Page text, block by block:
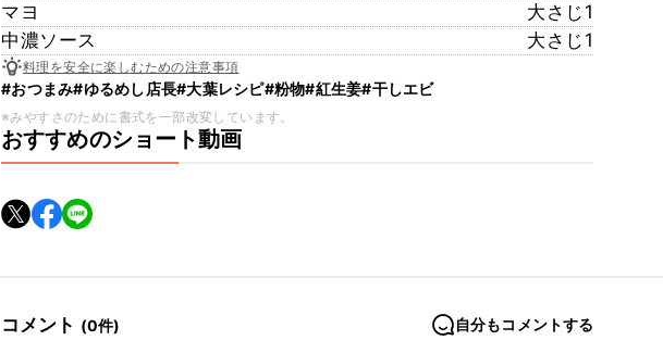
マヨ
大さじ1
中濃ソース
大さじ1
料理を安全に楽しむための注意事項
#おつまみ#ゆるめし店長#大葉レシピ#粉物#紅生姜#干しエビ
※みやすさのために書式を一部改変しています。
おすすめのショート動画
コメント (0件) 自分もコメントする